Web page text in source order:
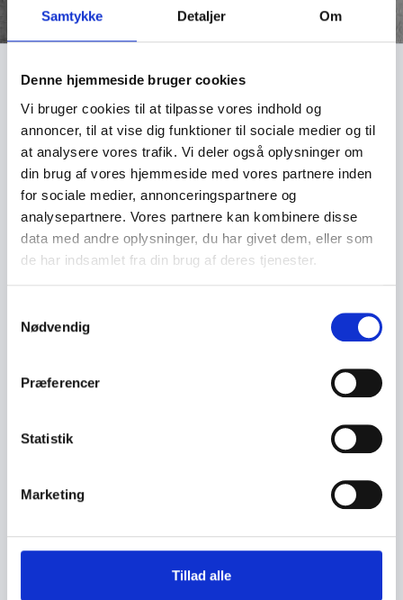
Samtykke Detaljer Om
Denne hjemmeside bruger cookies
Vi bruger cookies til at tilpasse vores indhold og
annoncer, til at vise dig funktioner til sociale medier og til
at analysere vores trafik. Vi deler også oplysninger om
din brug af vores hjemmeside med vores partnere inden
for sociale medier, annonceringspartnere og
analysepartnere. Vores partnere kan kombinere disse
data med andre oplysninger, du har givet dem, eller som
de har indsamlet fra din brug af deres tjenester.
Nødvendig
Præferencer
Statistik
Marketing
Tillad alle
Relaterede varer
TILBUD!